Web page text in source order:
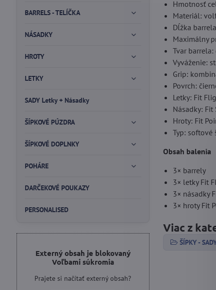
Hmotnosť
Materiál:
Dĺžka
Maximálny
Tvar
Vyváženie:
Grip:
Povrch:
Letky: Fit
Násadky:
Hroty: Fit
Typ: softové
Obsah balenia
3× barrely
3× letky Fit
3× násadky
3× hroty Fit
Viac z
ŠÍPKY -
BARRELS - TELÍČKA
NÁSADKY
HROTY
LETKY
SADY Letky + Násadky
ŠÍPKOVÉ PÚZDRA
ŠÍPKOVÉ DOPLNKY
POHÁRE
DARČEKOVÉ POUKAZY
PERSONALISED
Externý obsah je blokovaný
Voľbami súkromia
Prajete si načítať externý obsah?